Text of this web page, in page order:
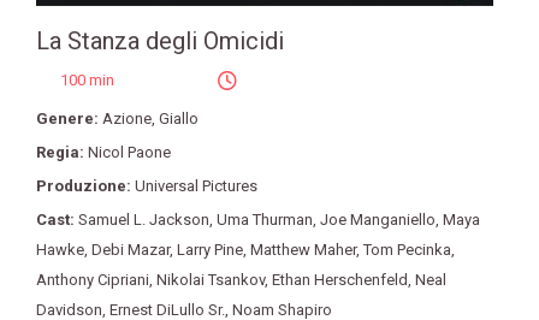
La Stanza degli Omicidi
100 min
Genere: Azione Giallo
Regia: Nicol Paone
Produzione: Universal Pictures
Cast: Samuel L. Jackson Uma Thurman Joe Manganiello Maya
Hawke Debi Mazar, Larry Pine Matthew Maher,Tom Pecinka
Anthony Cipriani Nikolai Tsankov, Ethan Herschenfeld Neal
Davidson Ernest DiLullo Sr. Noam Shapiro